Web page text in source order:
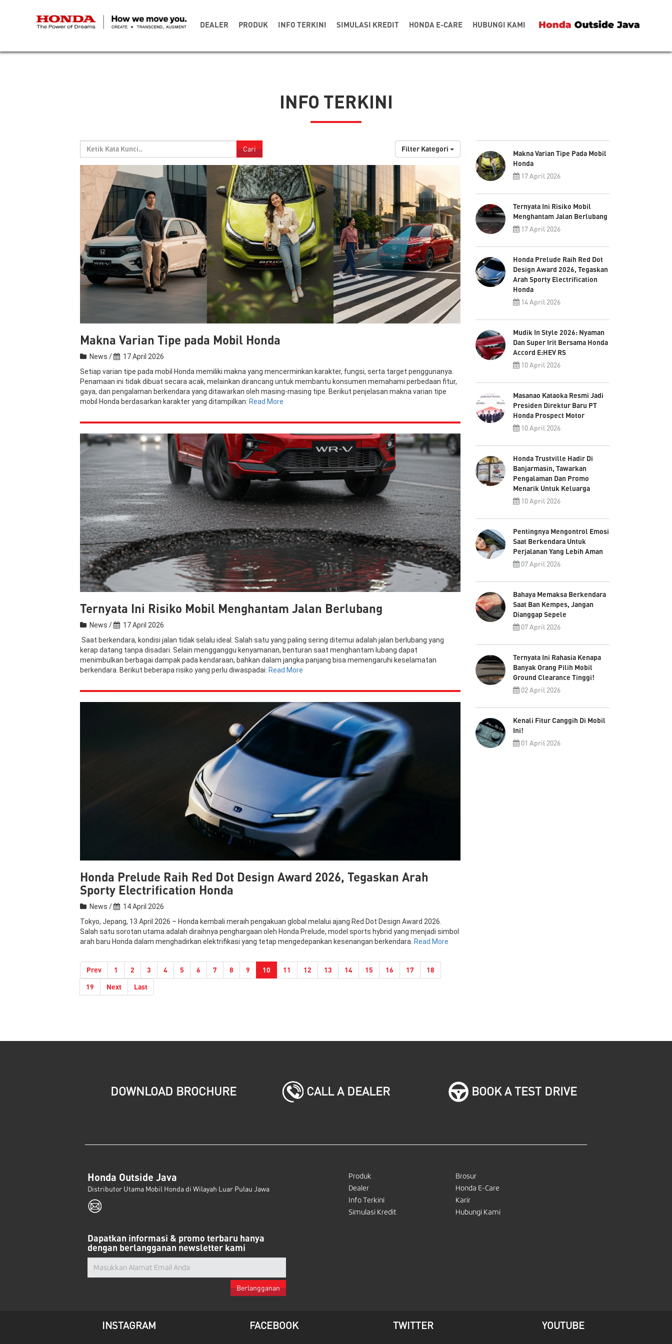
DEALER PRODUK INFO TERKINI SIMULASI KREDIT HONDA E-CARE HUBUNGI KAMI
INFO TERKINI
Cari Filter Kategori
Makna Varian Tipe pada Mobil Honda
News /
17 April 2026
Setiap varian tipe pada mobil Honda memiliki makna yang mencerminkan karakter, fungsi, serta target penggunanya.
Penamaan ini tidak dibuat secara acak, melainkan dirancang untuk membantu konsumen memahami perbedaan fitur,
gaya, dan pengalaman berkendara yang ditawarkan oleh masing-masing tipe. Berikut penjelasan makna varian tipe
mobil Honda berdasarkan karakter yang ditampilkan: Read More
Ternyata Ini Risiko Mobil Menghantam Jalan Berlubang
News /
17 April 2026
Saat berkendara, kondisi jalan tidak selalu ideal. Salah satu yang paling sering ditemui adalah jalan berlubang yang
kerap datang tanpa disadari. Selain mengganggu kenyamanan, benturan saat menghantam lubang dapat
menimbulkan berbagai dampak pada kendaraan, bahkan dalam jangka panjang bisa memengaruhi keselamatan
berkendara. Berikut beberapa risiko yang perlu diwaspadai: Read More
Honda Prelude Raih Red Dot Design Award 2026, Tegaskan Arah
Sporty Electrification Honda
News /
14 April 2026
Tokyo, Jepang, 13 April 2026 – Honda kembali meraih pengakuan global melalui ajang Red Dot Design Award 2026.
Salah satu sorotan utama adalah diraihnya penghargaan oleh Honda Prelude, model sports hybrid yang menjadi simbol
arah baru Honda dalam menghadirkan elektrifikasi yang tetap mengedepankan kesenangan berkendara. Read More
Prev 1 2 3 4 5 6 7 8 9 10(current)
11 12 13 14 15 16 17
18
19
Next Last
Makna Varian Tipe Pada Mobil
Honda
17 April 2026
Ternyata Ini Risiko Mobil
Menghantam Jalan Berlubang
17 April 2026
Honda Prelude Raih Red Dot
Design Award 2026, Tegaskan
Arah Sporty Electrification
Honda
14 April 2026
Mudik In Style 2026: Nyaman
Dan Super Irit Bersama Honda
Accord E:HEV RS
10 April 2026
Masanao Kataoka Resmi Jadi
Presiden Direktur Baru PT
Honda Prospect Motor
10 April 2026
Honda Trustville Hadir Di
Banjarmasin, Tawarkan
Pengalaman Dan Promo
Menarik Untuk Keluarga
10 April 2026
Pentingnya Mengontrol Emosi
Saat Berkendara Untuk
Perjalanan Yang Lebih Aman
07 April 2026
Bahaya Memaksa Berkendara
Saat Ban Kempes, Jangan
Dianggap Sepele
07 April 2026
Ternyata Ini Rahasia Kenapa
Banyak Orang Pilih Mobil
Ground Clearance Tinggi!
02 April 2026
Kenali Fitur Canggih Di Mobil
Ini!
01 April 2026
DOWNLOAD BROCHURE CALL A DEALER BOOK A TEST DRIVE
Honda Outside Java
Distributor Utama Mobil Honda di Wilayah Luar Pulau Jawa
Produk
Dealer
Info Terkini
Simulasi Kredit
Brosur
Honda E-Care
Karir
Hubungi Kami
Dapatkan informasi & promo terbaru hanya
dengan berlangganan newsletter kami
Berlangganan
INSTAGRAM FACEBOOK TWITTER YOUTUBE